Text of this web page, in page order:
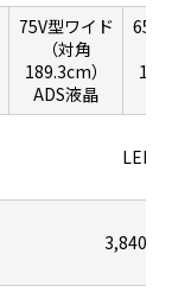
75V型ワイド
（対角
189.3cm）
ADS液晶
65V
LED